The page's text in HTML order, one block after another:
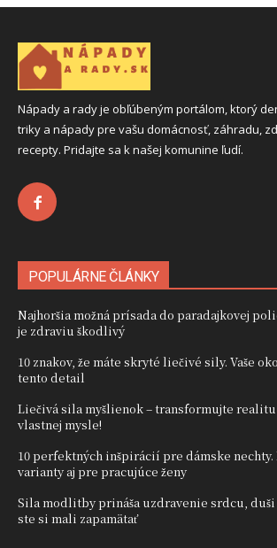
Nápady a rady je obľúbeným portálom, ktorý
triky a nápady pre vašu domácnosť, záhradu,
recepty. Pridajte sa k našej komunine ľudí.
POPULÁRNE ČLÁNKY
Najhoršia možná prísada do paradajkovej
je zdraviu škodlivý
10 znakov, že máte skryté liečivé sily. Vaše
tento detail
Liečivá sila myšlienok – transformujte
vlastnej mysle!
10 perfektných inšpirácií pre dámske nechty.
varianty aj pre pracujúce ženy
Sila modlitby prináša uzdravenie srdcu,
ste si mali zapamätať